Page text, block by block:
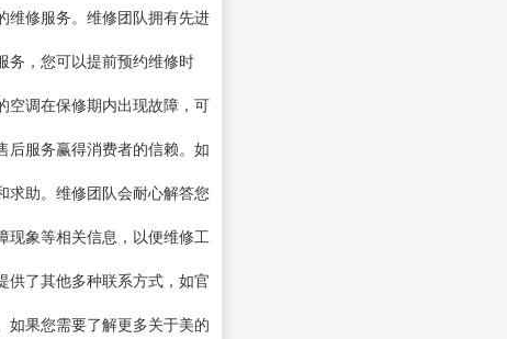
维修服务。维修团队拥有先进
务，您可以提前预约维修时
空调在保修期内出现故障，可
后服务赢得消费者的信赖。如
求助。维修团队会耐心解答您
现象等相关信息，以便维修工
供了其他多种联系方式，如官
如果您需要了解更多关于美的